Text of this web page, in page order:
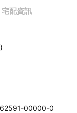
宅配資訊
00000-0